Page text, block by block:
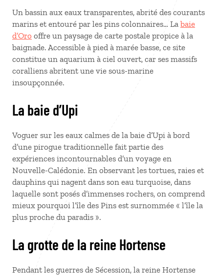
Un bassin aux eaux transparentes, abrité des courants
marins et entouré par les pins colonnaires… La baie
d’Oro offre un paysage de carte postale propice à la
baignade. Accessible à pied à marée basse, ce site
constitue un aquarium à ciel ouvert, car ses massifs
coralliens abritent une vie sous-marine
insoupçonnée.
La baie d’Upi
Voguer sur les eaux calmes de la baie d’Upi à bord
d’une pirogue traditionnelle fait partie des
expériences incontournables d’un voyage en
Nouvelle-Calédonie. En observant les tortues, raies et
dauphins qui nagent dans son eau turquoise, dans
laquelle sont posés d’immenses rochers, on comprend
mieux pourquoi l’île des Pins est surnommée « l’île la
plus proche du paradis ».
La grotte de la reine Hortense
Pendant les guerres de Sécession, la reine Hortense